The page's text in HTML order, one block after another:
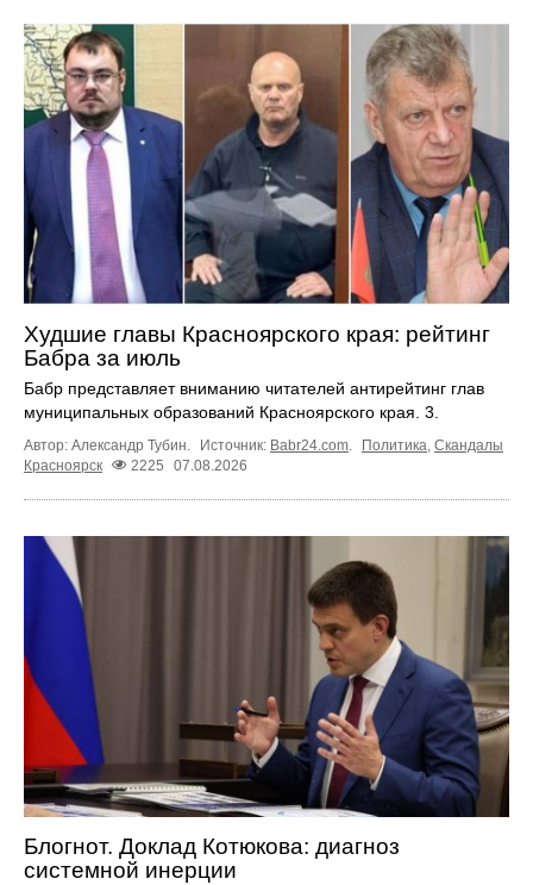
Худшие главы Красноярского края: рейтинг
Бабра за июль
Бабр представляет вниманию читателей антирейтинг глав
муниципальных образований Красноярского края. 3.
Автор: Александр Тубин. Источник: Babr24.com Политика Скандалы
Красноярск
2225 07.08.2026
Блогнот. Доклад Котюкова: диагноз
системной инерции